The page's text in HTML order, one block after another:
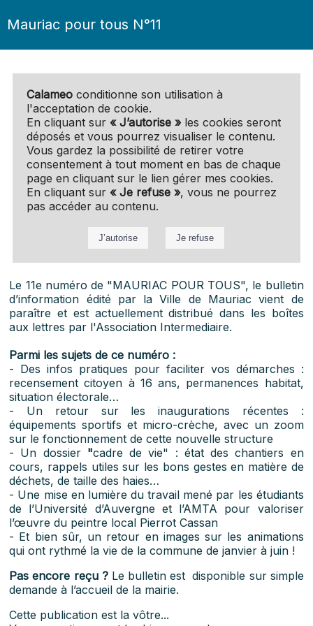
Mauriac pour tous N°11
Calameo conditionne son utilisation à
l'acceptation de cookie.
En cliquant sur « J’autorise » les cookies seront
déposés et vous pourrez visualiser le contenu.
Vous gardez la possibilité de retirer votre
consentement à tout moment en bas de chaque
page en cliquant sur le lien gérer mes cookies.
En cliquant sur « Je refuse », vous ne pourrez
pas accéder au contenu.
Le 11e numéro de "MAURIAC POUR TOUS", le bulletin
d’information édité par la Ville de Mauriac vient de
paraître et est actuellement distribué dans les boîtes
aux lettres par l'Association Intermediaire.
Parmi les sujets de ce numéro :
- Des infos pratiques pour faciliter vos démarches :
recensement citoyen à 16 ans, permanences habitat,
situation électorale…
- Un retour sur les inaugurations récentes :
équipements sportifs et micro-crèche, avec un zoom
sur le fonctionnement de cette nouvelle structure
- Un dossier"cadre de vie" : état des chantiers en
cours, rappels utiles sur les bons gestes en matière de
déchets, de taille des haies…
- Une mise en lumière du travail mené par les étudiants
de l’Université d’Auvergne et l’AMTA pour valoriser
l’œuvre du peintre local Pierrot Cassan
- Et bien sûr, un retour en images sur les animations
qui ont rythmé la vie de la commune de janvier à juin !
Pas encore reçu ?Le bulletin est disponible sur simple
demande à l’accueil de la mairie.
Cette publication est la vôtre...